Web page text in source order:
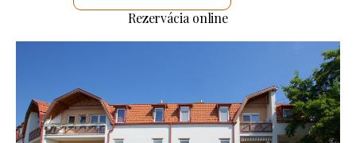
Rezervácia online